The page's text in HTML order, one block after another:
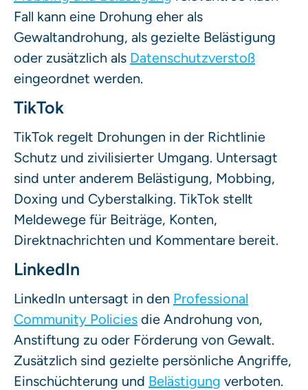
Fall kann eine Drohung eher als
Gewaltandrohung, als gezielte Belästigung
oder zusätzlich als Datenschutzverstoß
eingeordnet werden.
TikTok
TikTok regelt Drohungen in der Richtlinie
Schutz und zivilisierter Umgang. Untersagt
sind unter anderem Belästigung, Mobbing,
Doxing und Cyberstalking. TikTok stellt
Meldewege für Beiträge, Konten,
Direktnachrichten und Kommentare bereit.
LinkedIn
LinkedIn untersagt in den Professional
Community Policies die Androhung von,
Anstiftung zu oder Förderung von Gewalt.
Zusätzlich sind gezielte persönliche Angriffe,
Einschüchterung und Belästigung verboten.